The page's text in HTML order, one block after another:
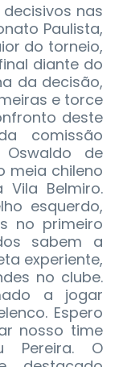
decisivos nas
Paulista,
do torneio,
diante do
da decisão,
e torce
deste
comissão
de
meia chileno
Belmiro.
esquerdo,
no primeiro
sabem a
experiente,
no clube.
a jogar
Espero
nosso time
Pereira. O